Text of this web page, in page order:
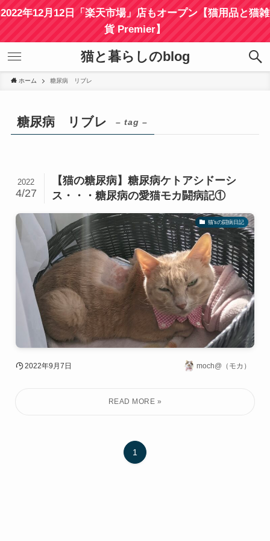
2022年12月12日「楽天市場」店もオープン【猫用品と猫雑
貨 Premier】
猫と暮らしのblog
ホーム 糖尿病 リブレ
糖尿病 リブレ – tag –
【猫の糖尿病】糖尿病ケトアシドーシ
ス・・・糖尿病の愛猫モカ闘病記①
2022
4/27
猫'sの闘病日記
2022年9月7日 moch@（モカ）
1